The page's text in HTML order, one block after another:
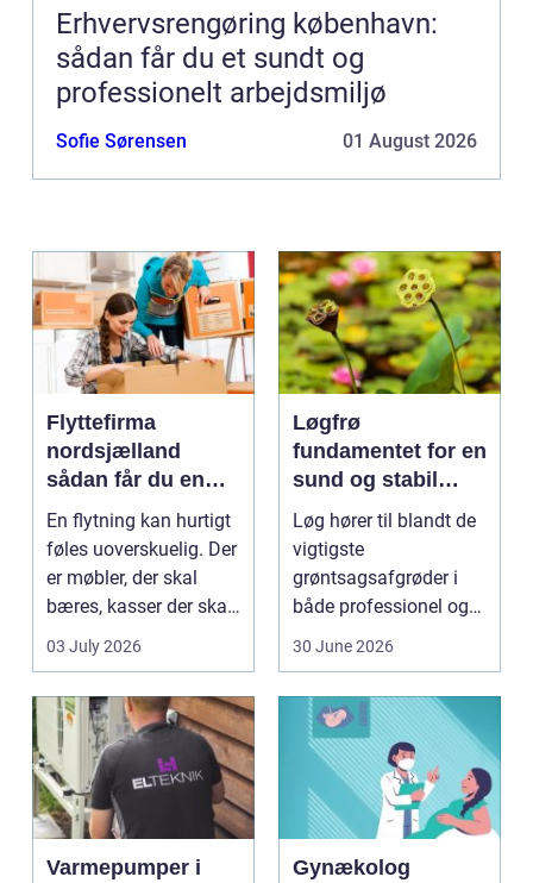
Erhvervsrengøring københavn:
sådan får du et sundt og
professionelt arbejdsmiljø
Sofie Sørensen 01 August 2026
Flyttefirma
nordsjælland
sådan får du en
tryg og effektiv
flytning
En flytning kan hurtigt
føles uoverskuelig. Der
er møbler, der skal
bæres, kasser der skal
pakkes, o...
03 July 2026
Løgfrø
fundamentet for en
sund og stabil
løgavl
Løg hører til blandt de
vigtigste
grøntsagsafgrøder i
både professionel og
hobbybaseret
30 June 2026
Varmepumper i
Gynækolog